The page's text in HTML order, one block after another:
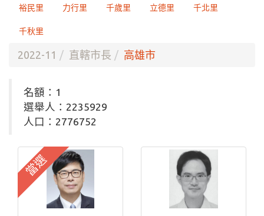
裕民里 力行里 千歲里 立德里 千北里
千秋里
2022-11 直轄市長 高雄市
名額：1
選舉人：2235929
人口：2776752
當選